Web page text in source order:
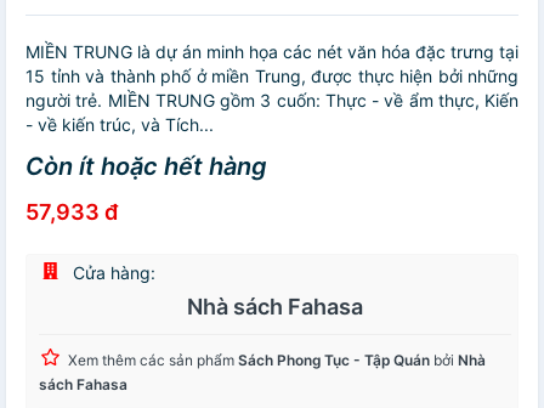
MIỀN TRUNG là dự án minh họa các nét văn hóa đặc trưng tại
15 tỉnh và thành phố ở miền Trung, được thực hiện bởi những
người trẻ. MIỀN TRUNG gồm 3 cuốn: Thực - về ẩm thực, Kiến
- về kiến trúc, và Tích...
Còn ít hoặc hết hàng
57,933 đ
Cửa hàng:
Nhà sách Fahasa
Xem thêm các sản phẩm Sách Phong Tục - Tập Quán bởi Nhà
sách Fahasa